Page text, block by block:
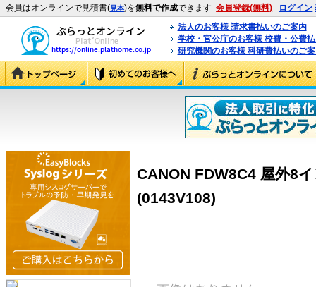
会員はオンラインで見積書(見本)を無料で作成できます 会員登録(無料) ログイン
法人のお客様 請求書払いのご案内
学校・官公庁のお客様 校費・公費
研究機関のお客様 科研費払いのご
CANON FDW8C4 屋外8
(0143V108)